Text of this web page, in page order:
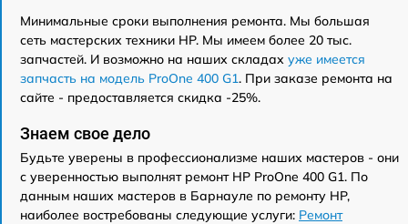
Минимальные сроки выполнения ремонта. Мы большая
сеть мастерских техники HP. Мы имеем более 20 тыс.
запчастей. И возможно на наших складах уже имеется
запчасть на модель ProOne 400 G1. При заказе ремонта на
сайте - предоставляется скидка -25%.
Знаем свое дело
Будьте уверены в профессионализме наших мастеров - они
с уверенностью выполнят ремонт HP ProOne 400 G1. По
данным наших мастеров в Барнауле по ремонту HP,
наиболее востребованы следующие услуги: Ремонт